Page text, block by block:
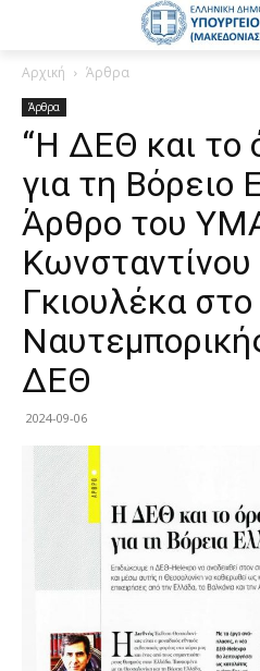
Αρχική Άρθρα
Άρθρα
“Η ΔΕΘ και το
για τη Βόρειο
Άρθρο του
Γκιουλέκα
ΔΕΘ
2024-09-06